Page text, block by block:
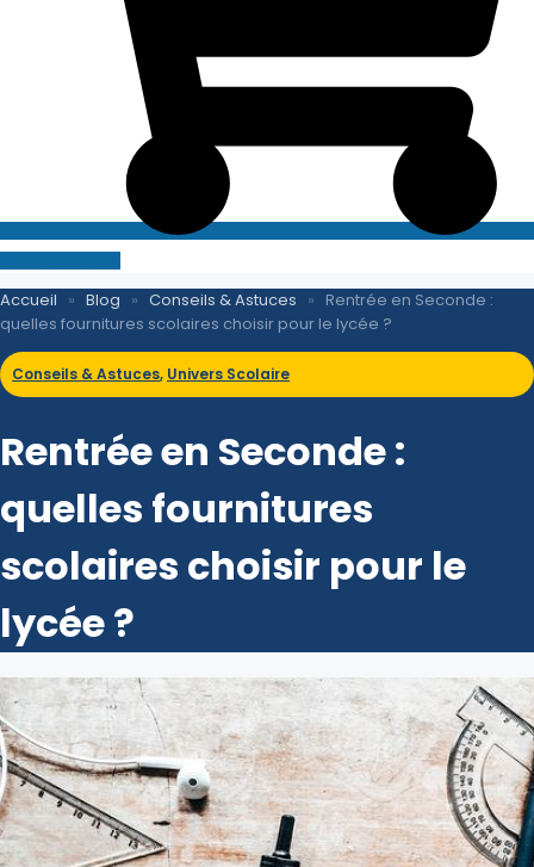
Accueil » Blog » Conseils & Astuces » Rentrée en Seconde :
quelles fournitures scolaires choisir pour le lycée ?
Conseils & Astuces, Univers Scolaire
Rentrée en Seconde :
quelles fournitures
scolaires choisir pour le
lycée ?